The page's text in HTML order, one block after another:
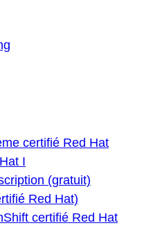
certifié Red Hat
I
(gratuit)
Red Hat)
certifié Red Hat